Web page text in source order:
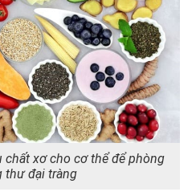
xơ cho cơ thể để phòng
thư đại tràng